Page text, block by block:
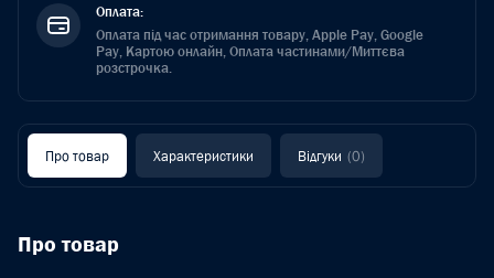
Оплата:
Оплата під час отримання товару, Apple Pay, Google
Pay, Картою онлайн, Оплата частинами/Миттєва
розстрочка.
Про товар Характеристики Відгуки (0)
Про товар